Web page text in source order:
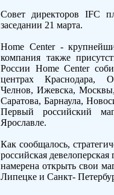
Совет директоров IFC
заседании 21 марта.
Home Center -
компания также
России Home Center
центрах Краснодара,
Челнов, Ижевска,
Саратова, Барнаула,
Первый российский
Ярославле.
Как сообщалось,
российская
намерена открыть свои
Липецке и Санкт-